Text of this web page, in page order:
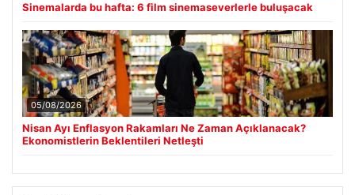
Sinemalarda bu hafta: 6 film sinemaseverlerle buluşacak
05/08/2026
Nisan Ayı Enflasyon Rakamları Ne Zaman Açıklanacak?
Ekonomistlerin Beklentileri Netleşti